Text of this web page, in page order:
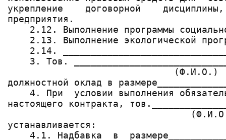
укрепление    договорной
предприятия.
2.12. Выполнение программы
2.13. Выполнение экологической
2.14.
3. Тов.
                              (Ф.И.О.)
должностной оклад в
4. При  условии выполнения
настоящего контракта,
устанавливается:
4.1. Надбавка  в